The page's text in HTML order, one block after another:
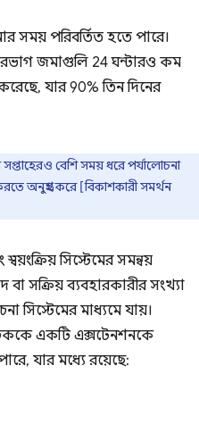
সময় পরিবর্তিত হতে পারে।
জমাগুলি 24 ঘন্টারও কম
যার 90% তিন দিনের
বেশি সময় ধরে পর্যালোচনা
অনুগ্রহ করে [বিকাশকারী সমর্থন
সিস্টেমের সমন্বয়
বা সক্রিয় ব্যবহারকারীর সংখ্যা
সিস্টেমের মাধ্যমে যায়।
একটি এক্সটেনশনকে
যার মধ্যে রয়েছে: